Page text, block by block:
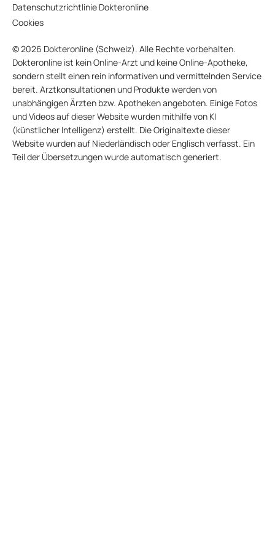
Datenschutzrichtlinie Dokteronline
Cookies
© 2026 Dokteronline (Schweiz). Alle Rechte vorbehalten.
Dokteronline ist kein Online-Arzt und keine Online-Apotheke,
sondern stellt einen rein informativen und vermittelnden Service
bereit. Arztkonsultationen und Produkte werden von
unabhängigen Ärzten bzw. Apotheken angeboten. Einige Fotos
und Videos auf dieser Website wurden mithilfe von KI
(künstlicher Intelligenz) erstellt. Die Originaltexte dieser
Website wurden auf Niederländisch oder Englisch verfasst. Ein
Teil der Übersetzungen wurde automatisch generiert.